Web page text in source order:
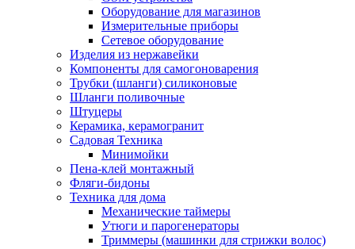
Оборудование для магазинов
Измерительные приборы
Сетевое оборудование
Изделия из нержавейки
Компоненты для самогоноварения
Трубки (шланги) силиконовые
Шланги поливочные
Штуцеры
Керамика, керамогранит
Садовая Техника
Минимойки
Пена-клей монтажный
Фляги-бидоны
Техника для дома
Механические таймеры
Утюги и парогенераторы
Триммеры (машинки для стрижки волос)